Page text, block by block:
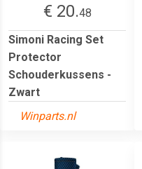
€ 20.48
Simoni Racing Set
Protector
Schouderkussens -
Zwart
Winparts.nl